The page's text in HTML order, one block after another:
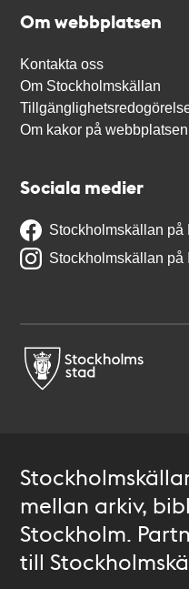
Om webbplatsen
Kontakta oss
Om Stockholmskällan
Om kakor på webbplatsen
Sociala medier
Stockholmskällan på
Stockholmskällan på
mellan arkiv,
Stockholm.
till